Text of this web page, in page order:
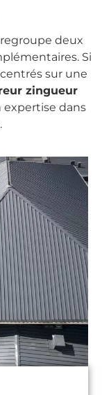
deux
Si
sur une
zingueur
expertise dans